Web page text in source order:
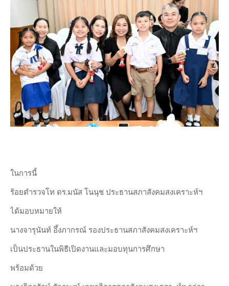
ในการนี้
ร้อยตำรวจโท ดร.มนัส โนนุช ประธานสภาสังคมสงเคราะห์ฯ
ได้มอบหมายให้
นางจารุนันท์ อึ้งภากรณ์ รองประธานสภาสังคมสงเคราะห์ฯ
เป็นประธานในพิธีเปิดงานและมอบทุนการศึกษา
พร้อมด้วย